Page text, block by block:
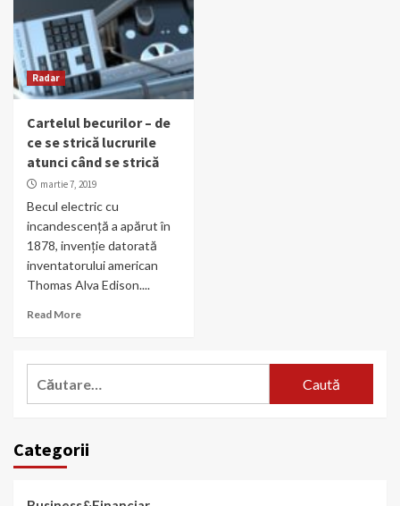
Radar
Cartelul becurilor – de
ce se strică lucrurile
atunci când se strică
martie 7, 2019
Becul electric cu
incandescență a apărut în
1878, invenție datorată
inventatorului american
Thomas Alva Edison....
Read More
Categorii